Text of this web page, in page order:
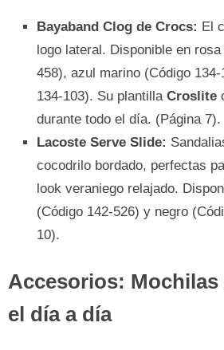
Bayaband Clog de Crocs: El
logo lateral. Disponible en
458), azul marino (Código
134-103). Su plantilla Croslite
durante todo el día. (Página 7).
Lacoste Serve Slide:
cocodrilo bordado, perfectas
look veraniego relajado.
(Código 142-526) y negro
10).
Accesorios: Mochilas
el día a día